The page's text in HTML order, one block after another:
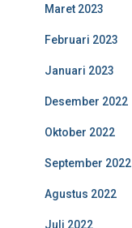
Maret 2023
Februari 2023
Januari 2023
Desember 2022
Oktober 2022
September 2022
Agustus 2022
Juli 2022